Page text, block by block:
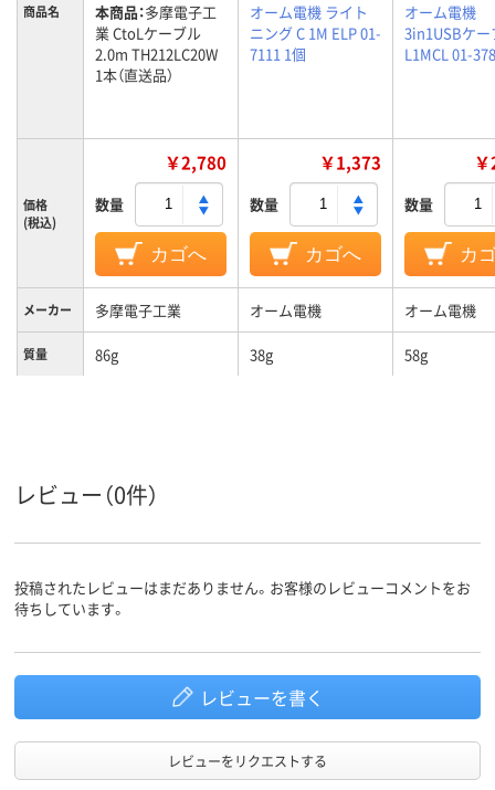
商品名 本商品：多摩電子工
業 CtoLケーブル
2.0m TH212LC20W
1本（直送品）
オーム電機 ライト
ニング C 1M ELP 01-
7111 1個
オーム電機
3in1USBケー
L1MCL 01-
価格
(税込)
￥2,780
数量
カゴへ
￥1,373
数量
カゴへ
数量
カ
メーカー 多摩電子工業 オーム電機 オーム電機
質量 86g 38g 58g
レビュー（0件）
投稿されたレビューはまだありません。お客様のレビューコメントをお
待ちしています。
レビューを書く
レビューをリクエストする